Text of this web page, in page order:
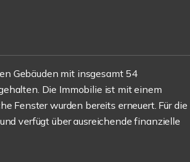
Gebäuden mit insgesamt 54
Die Immobilie ist mit einem
Fenster wurden bereits erneuert. Für die
verfügt über ausreichende finanzielle